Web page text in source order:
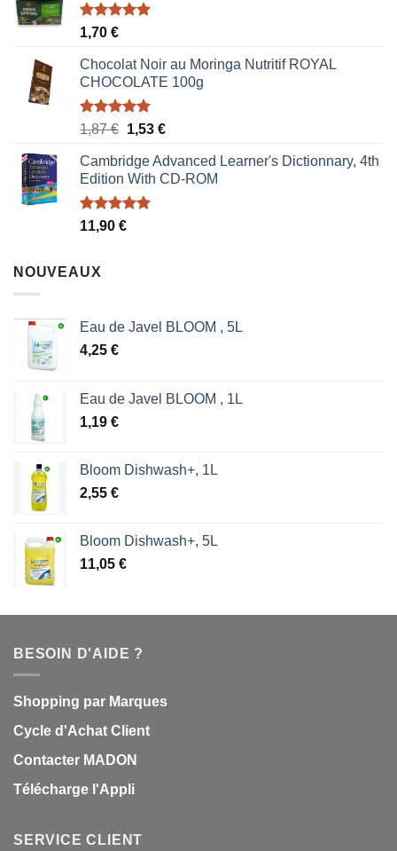
était :
Note5.00
1,70 €
Chocolat Noir au Moringa Nutritif ROYAL
CHOCOLATE 100g
Note5.00
1,87€ Le
initial
était :
1,87 €.
1,53 €Le
actuel
est :
Cambridge Advanced Learner's Dictionnary, 4th
Edition With CD-ROM
Note5.00
11,90 €
NOUVEAUX
Eau de Javel BLOOM , 5L
4,25 €
Eau de Javel BLOOM , 1L
1,19 €
Bloom Dishwash+, 1L
2,55 €
Bloom Dishwash+, 5L
11,05 €
BESOIN D'AIDE ?
Shopping par Marques
Cycle d'Achat Client
Contacter MADON
Télécharge l'Appli
SERVICE CLIENT